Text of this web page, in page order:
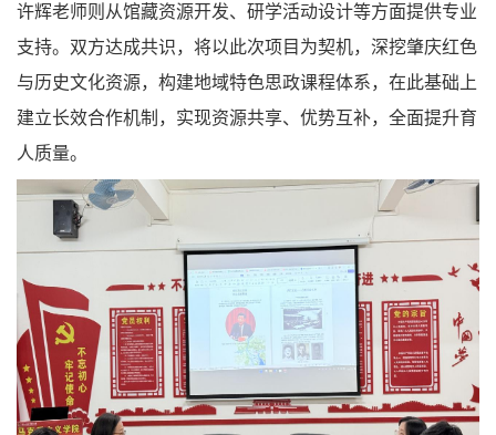
许辉老师则从馆藏资源开发、研学活动设计等方面提供专业
支持。双方达成共识，将以此次项目为契机，深挖肇庆红色
与历史文化资源，构建地域特色思政课程体系，在此基础上
建立长效合作机制，实现资源共享、优势互补，全面提升育
人质量。